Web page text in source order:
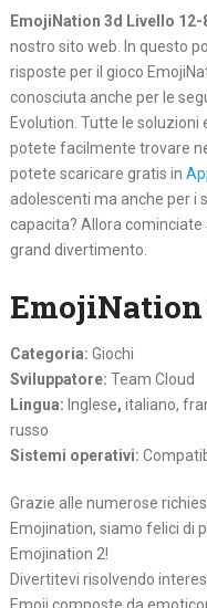
EmojiNation 3d Livello 12-
nostro sito web. In questo
risposte per il gioco
conosciuta anche per le
Evolution. Tutte le soluzioni
potete facilmente trovare
potete scaricare gratis in
adolescenti ma anche per i
capacita? Allora
grand divertimento.
Categoria: Giochi
Sviluppatore: Team Cloud
Lingua: Inglese, italiano,
russo
Sistemi operativi:
Grazie alle numerose
Emojination, siamo felici di
Emojination 2!
Divertitevi risolvendo